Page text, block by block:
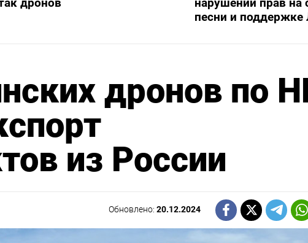
песни и поддержке
дронов по
из России
Обновлено:20.12.2024